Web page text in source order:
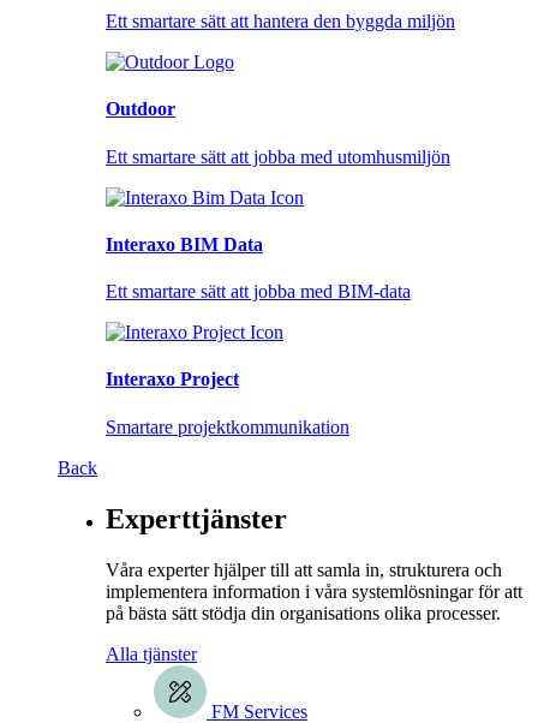
Ett smartare sätt att hantera den byggda miljön
Outdoor
Ett smartare sätt att jobba med utomhusmiljön
Interaxo BIM Data
Ett smartare sätt att jobba med BIM-data
Interaxo Project
Smartare projektkommunikation
Back
Experttjänster
Våra experter hjälper till att samla in, strukturera och
implementera information i våra systemlösningar för att
på bästa sätt stödja din organisations olika processer.
Alla tjänster
FM Services